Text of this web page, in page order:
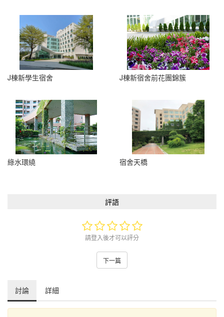
J棟新學生宿舍 J棟新宿舍前花團錦簇
綠水環繞 宿舍天橋
評語
請登入後才可以評分
下一篇
討論 詳細